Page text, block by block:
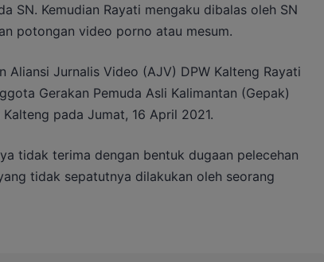
SN. Kemudian Rayati mengaku dibalas oleh SN
potongan video porno atau mesum.
Aliansi Jurnalis Video (AJV) DPW Kalteng Rayati
Gerakan Pemuda Asli Kalimantan (Gepak)
pada Jumat, 16 April 2021.
tidak terima dengan bentuk dugaan pelecehan
tidak sepatutnya dilakukan oleh seorang